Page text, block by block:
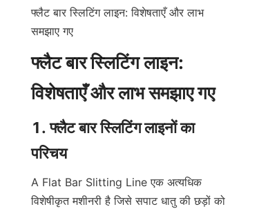
फ्लैट बार स्लिटिंग लाइन: विशेषताएँ और लाभ
समझाए गए
फ्लैट बार स्लिटिंग लाइन:
विशेषताएँ और लाभ समझाए गए
1. फ्लैट बार स्लिटिंग लाइनों का
परिचय
A Flat Bar Slitting Line एक अत्यधिक
विशेषीकृत मशीनरी है जिसे सपाट धातु की छड़ों को